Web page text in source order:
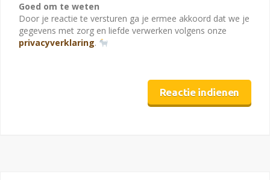
Goed om te weten
Door je reactie te versturen ga je ermee akkoord dat we je
gegevens met zorg en liefde verwerken volgens onze
privacyverklaring.